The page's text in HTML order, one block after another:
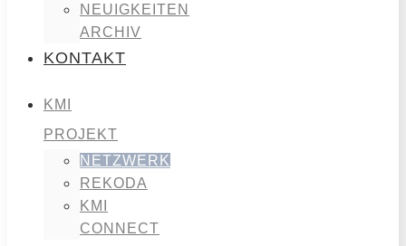
NEUIGKEITEN
ARCHIV
KONTAKT
KMI
PROJEKT
NETZWERK
REKODA
KMI
CONNECT